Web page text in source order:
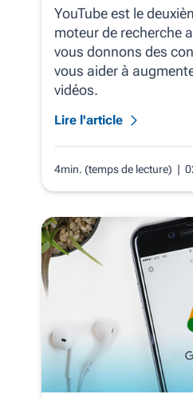
YouTube est le
moteur de recherche
vous donnons des
vous aider à
vidéos.
Lire l'article
4min. (temps de lecture) |